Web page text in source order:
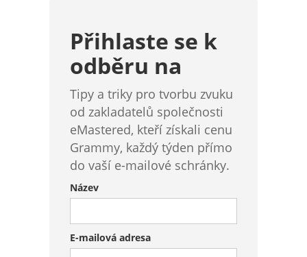
Přihlaste se k
odběru na
Tipy a triky pro tvorbu zvuku
od zakladatelů společnosti
eMastered, kteří získali cenu
Grammy, každý týden přímo
do vaší e-mailové schránky.
Název
E-mailová adresa